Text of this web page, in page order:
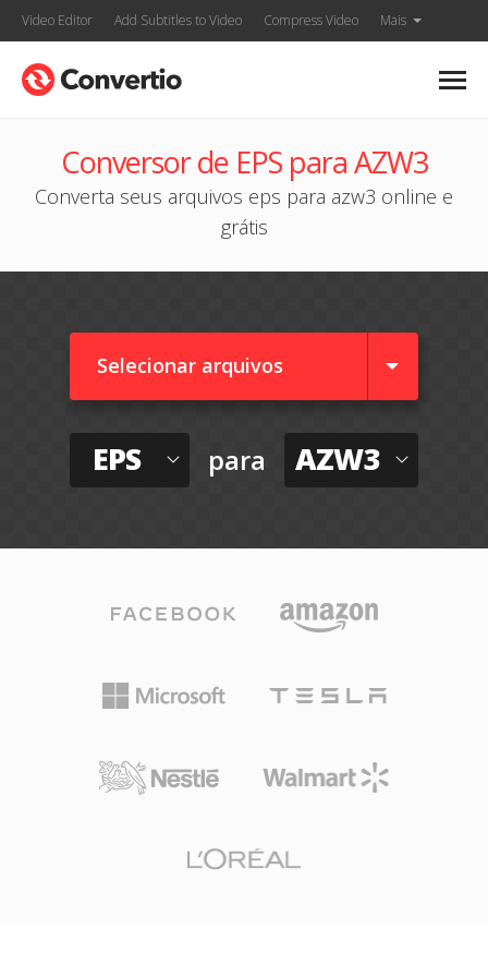
Video Editor Add Subtitles to Video Compress Video Mais
Conversor de EPS para AZW3
Converta seus arquivos eps para azw3 online e
grátis
Selecionar arquivos
EPS para AZW3